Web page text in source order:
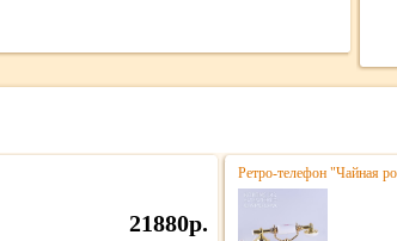
21880р.
Ретро-телефон "Чайная